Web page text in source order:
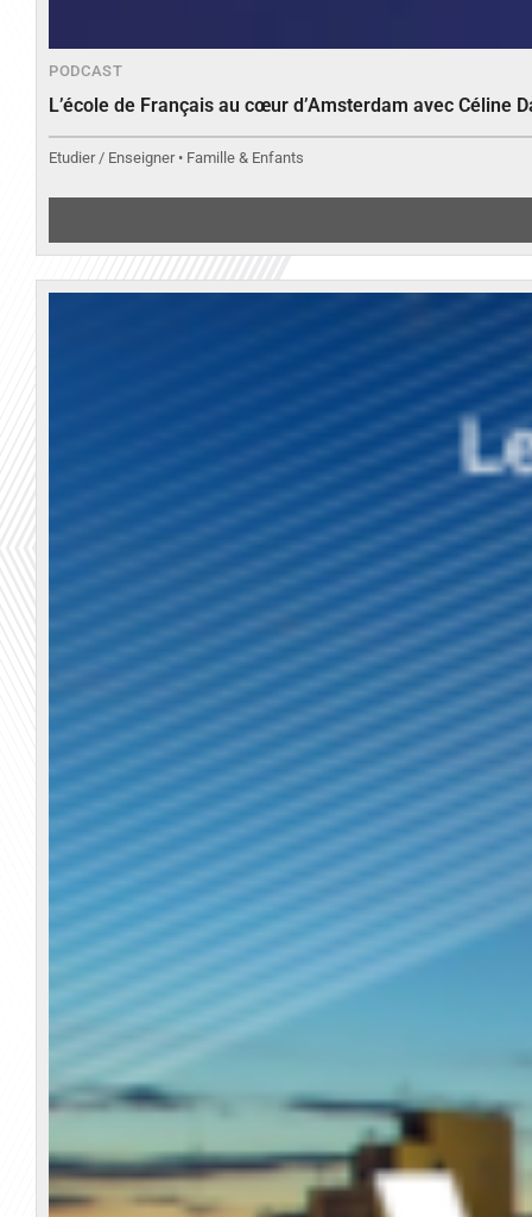
PODCAST
L’école de Français au cœur d’Amsterdam avec Céline
Etudier / Enseigner • Famille & Enfants